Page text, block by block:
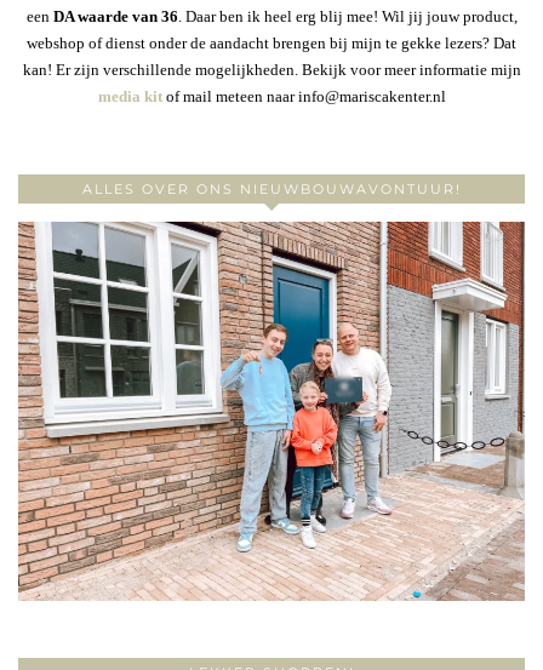
een DA waarde van 36 . Daar ben ik heel erg blij mee! Wil jij jouw product,
webshop of dienst onder de aandacht brengen bij mijn te gekke lezers? Dat
kan! Er zijn verschillende mogelijkheden. Bekijk voor meer informatie mijn
media kitof mail meteen naar info@mariscakenter.nl
ALLES OVER ONS NIEUWBOUWAVONTUUR!